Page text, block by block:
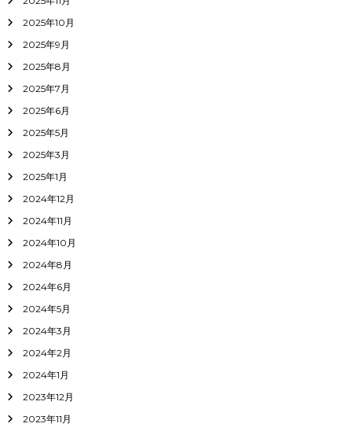
2025年10月
2025年9月
2025年8月
2025年7月
2025年6月
2025年5月
2025年3月
2025年1月
2024年12月
2024年11月
2024年10月
2024年8月
2024年6月
2024年5月
2024年3月
2024年2月
2024年1月
2023年12月
2023年11月